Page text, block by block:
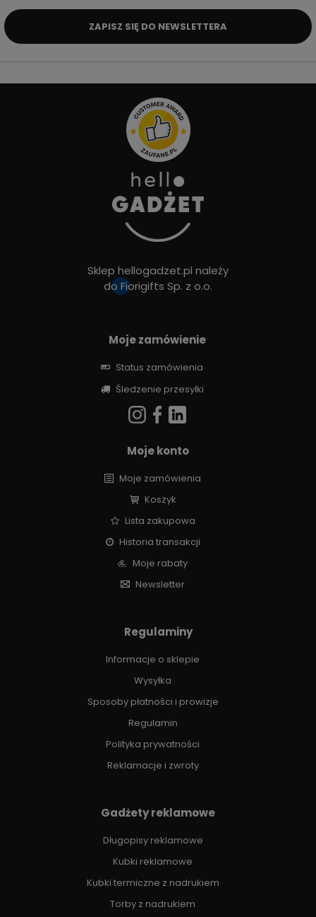
ZAPISZ SIĘ DO NEWSLETTERA
Sklep hellogadzet.pl należy
do Fiorigifts Sp. z o.o.
Moje zamówienie
Status zamówienia
Śledzenie przesyłki
Moje konto
Moje zamówienia
Koszyk
Lista zakupowa
Historia transakcji
Moje rabaty
Newsletter
Regulaminy
Informacje o sklepie
Wysyłka
Sposoby płatności i prowizje
Regulamin
Polityka prywatności
Reklamacje i zwroty
Gadżety reklamowe
Długopisy reklamowe
Kubki reklamowe
Kubki termiczne z nadrukiem
Torby z nadrukiem